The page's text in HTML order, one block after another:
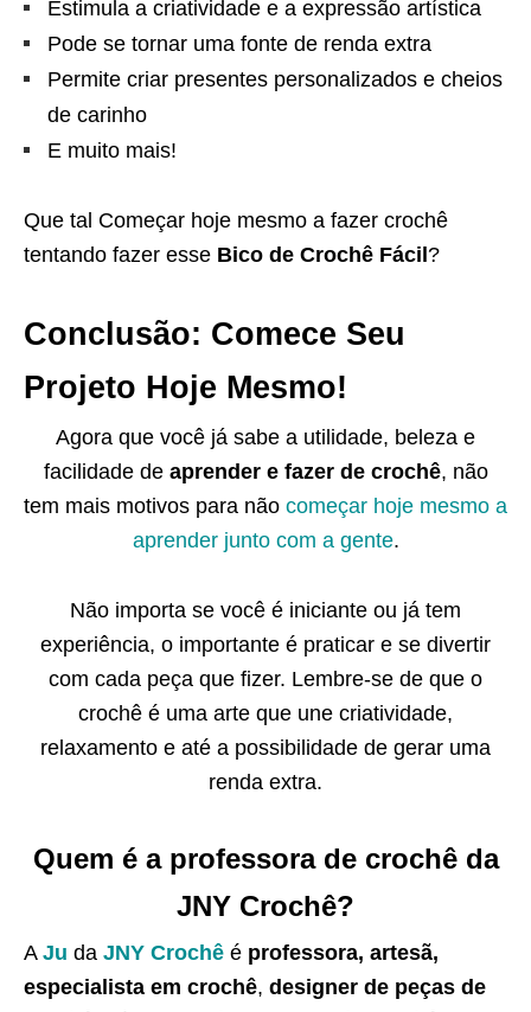
Estimula a criatividade e a expressão artística
Pode se tornar uma fonte de renda extra
Permite criar presentes personalizados e cheios
de carinho
E muito mais!
Que tal Começar hoje mesmo a fazer crochê
tentando fazer esse Bico de Crochê Fácil?
Conclusão: Comece Seu
Projeto Hoje Mesmo!
Agora que você já sabe a utilidade, beleza e
facilidade de aprender e fazer de crochê, não
tem mais motivos para não começar hoje mesmo a
aprender junto com a gente.
Não importa se você é iniciante ou já tem
experiência, o importante é praticar e se divertir
com cada peça que fizer. Lembre-se de que o
crochê é uma arte que une criatividade,
relaxamento e até a possibilidade de gerar uma
renda extra.
Quem é a professora de crochê da
JNY Crochê?
A Ju da JNY Crochê é professora, artesã,
especialista em crochê, designer de peças de